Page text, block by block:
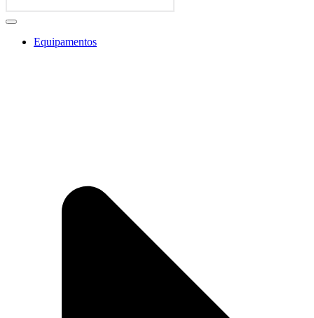
Equipamentos